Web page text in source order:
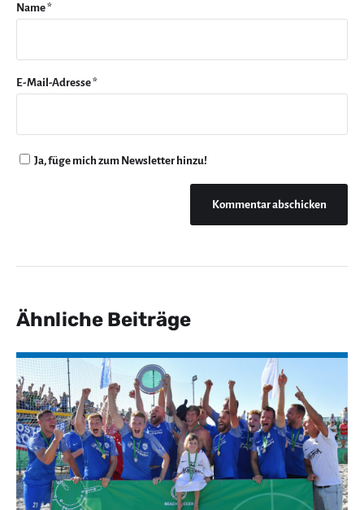
Name*
E-Mail-Adresse*
Ja, füge mich zum Newsletter hinzu!
Ähnliche Beiträge